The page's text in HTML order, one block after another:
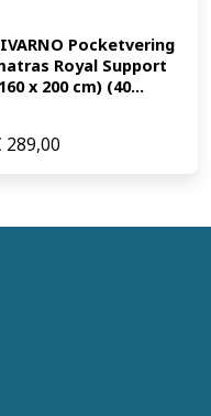
Pocketvering
Royal Support
x 200 cm) (40...
289,00